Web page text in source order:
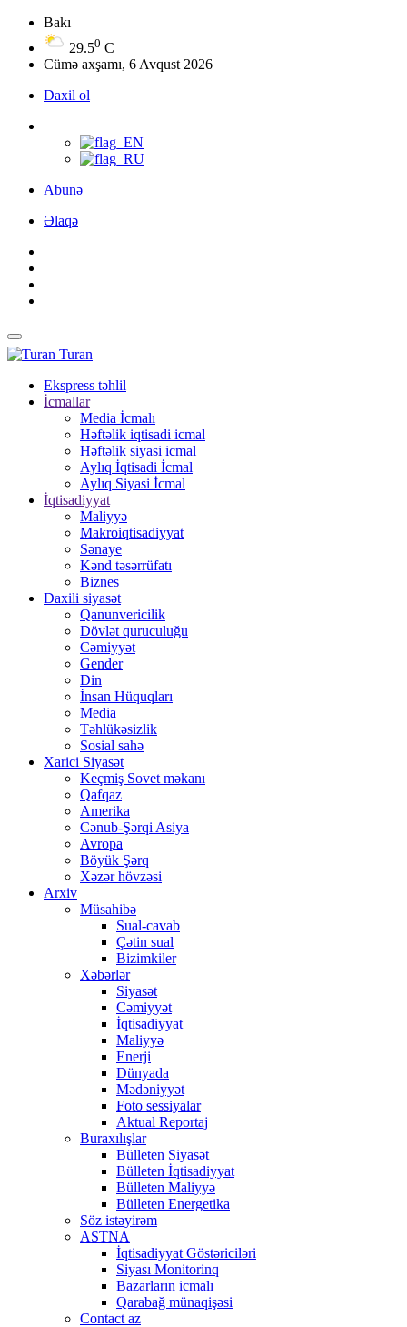
Bakı
29.50 C
Cümə axşamı, 6 Avqust 2026
Daxil ol
Abunə
Əlaqə
Turan
Ekspress təhlil
İcmallar
Media İcmalı
Həftəlik iqtisadi icmal
Həftəlik siyasi icmal
Aylıq İqtisadi İcmal
Aylıq Siyasi İcmal
İqtisadiyyat
Maliyyə
Makroiqtisadiyyat
Sənaye
Kənd təsərrüfatı
Biznes
Daxili siyasət
Qanunvericilik
Dövlət quruculuğu
Cəmiyyət
Gender
Din
İnsan Hüquqları
Media
Təhlükəsizlik
Sosial sahə
Xarici Siyasət
Keçmiş Sovet məkanı
Qafqaz
Amerika
Cənub-Şərqi Asiya
Avropa
Böyük Şərq
Xəzər hövzəsi
Arxiv
Müsahibə
Sual-cavab
Çətin sual
Bizimkiler
Xəbərlər
Siyasət
Cəmiyyət
İqtisadiyyat
Maliyyə
Enerji
Dünyada
Mədəniyyət
Foto sessiyalar
Aktual Reportaj
Buraxılışlar
Bülleten Siyasət
Bülleten İqtisadiyyat
Bülleten Maliyyə
Bülleten Energetika
Söz istəyirəm
ASTNA
İqtisadiyyat Göstəriciləri
Siyası Monitorinq
Bazarların icmalı
Qarabağ münaqişəsi
Contact az